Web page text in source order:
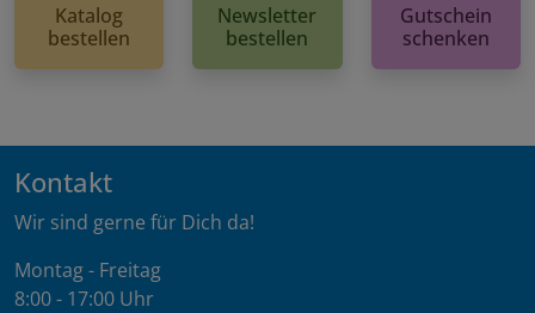
Katalog
bestellen
Newsletter
bestellen
Gutschein
schenken
Kontakt
Wir sind gerne für Dich da!
Montag - Freitag
8:00 - 17:00 Uhr